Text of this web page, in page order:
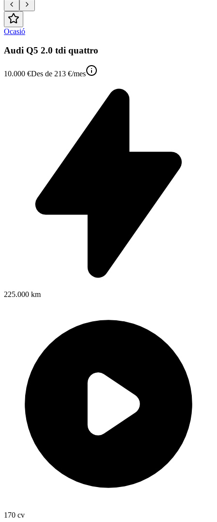
Ocasió
Audi Q5 2.0 tdi quattro
10.000 €Des de 213 €/mes
225.000 km
170 cv